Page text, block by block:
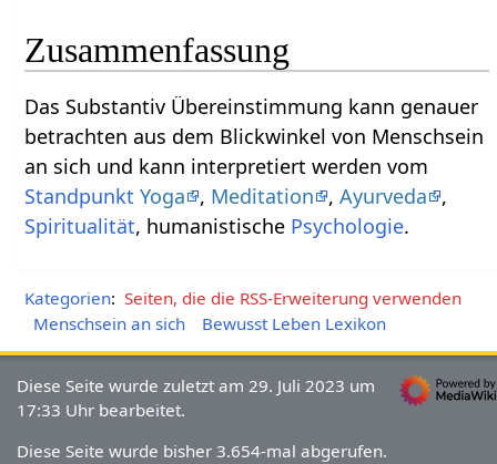
Zusammenfassung
Das Substantiv Übereinstimmung‏‎ kann genauer
betrachten aus dem Blickwinkel von Menschsein
an sich und kann interpretiert werden vom
Standpunkt Yoga , Meditation ,Ayurveda
,
Spiritualität, humanistische Psychologie.
Kategorien: Seiten, die die RSS-Erweiterung verwenden
Menschsein an sich
Bewusst Leben Lexikon
Diese Seite wurde zuletzt am 29. Juli 2023 um
17:33 Uhr bearbeitet.
Diese Seite wurde bisher 3.654-mal abgerufen.